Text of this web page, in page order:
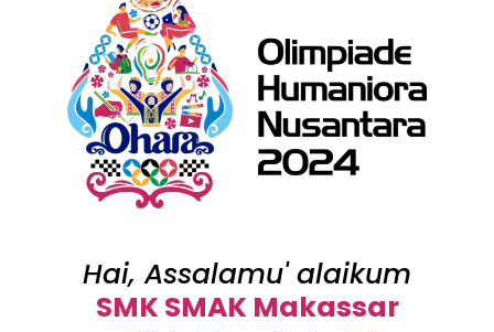
Hai, Assalamu' alaikum
SMK SMAK Makassar